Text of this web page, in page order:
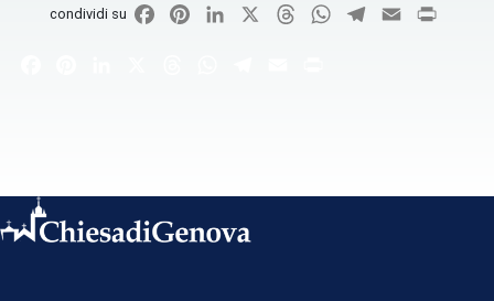
condividi su FacebookPinterestLinkedIn ThreadsWhatsApp
Telegram
Email